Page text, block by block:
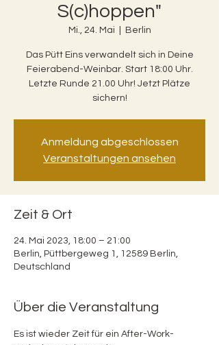
S(c)hoppen"
Mi., 24. Mai Berlin
Das Pütt Eins verwandelt sich in Deine
Feierabend-Weinbar. Start 18:00 Uhr.
Letzte Runde 21.00 Uhr! Jetzt Plätze
sichern!
Anmeldung abgeschlossen
Veranstaltungen ansehen
Zeit & Ort
24. Mai 2023, 18:00 – 21:00
Berlin, Püttbergeweg 1, 12589 Berlin,
Deutschland
Über die Veranstaltung
Es ist wieder Zeit für ein After-Work-